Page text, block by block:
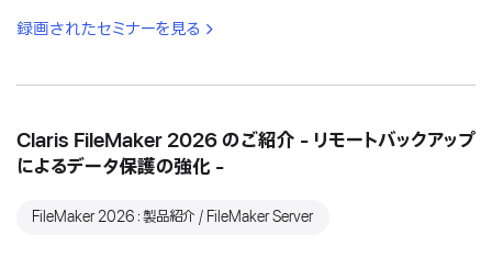
録画されたセミナーを見る
Claris FileMaker 2026 のご紹介 - リモートバックアップ
によるデータ保護の強化 -
FileMaker 2026：製品紹介 / FileMaker Server